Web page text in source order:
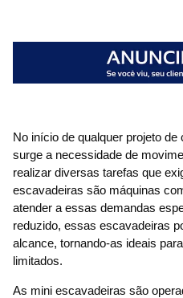
No início de qualquer projeto
surge a necessidade de
realizar diversas tarefas que
escavadeiras são máquinas
atender a essas demandas
reduzido, essas escavadeiras
alcance, tornando-as ideais
limitados.
As mini escavadeiras são